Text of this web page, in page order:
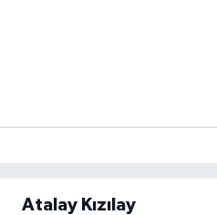
Atalay Kızılay